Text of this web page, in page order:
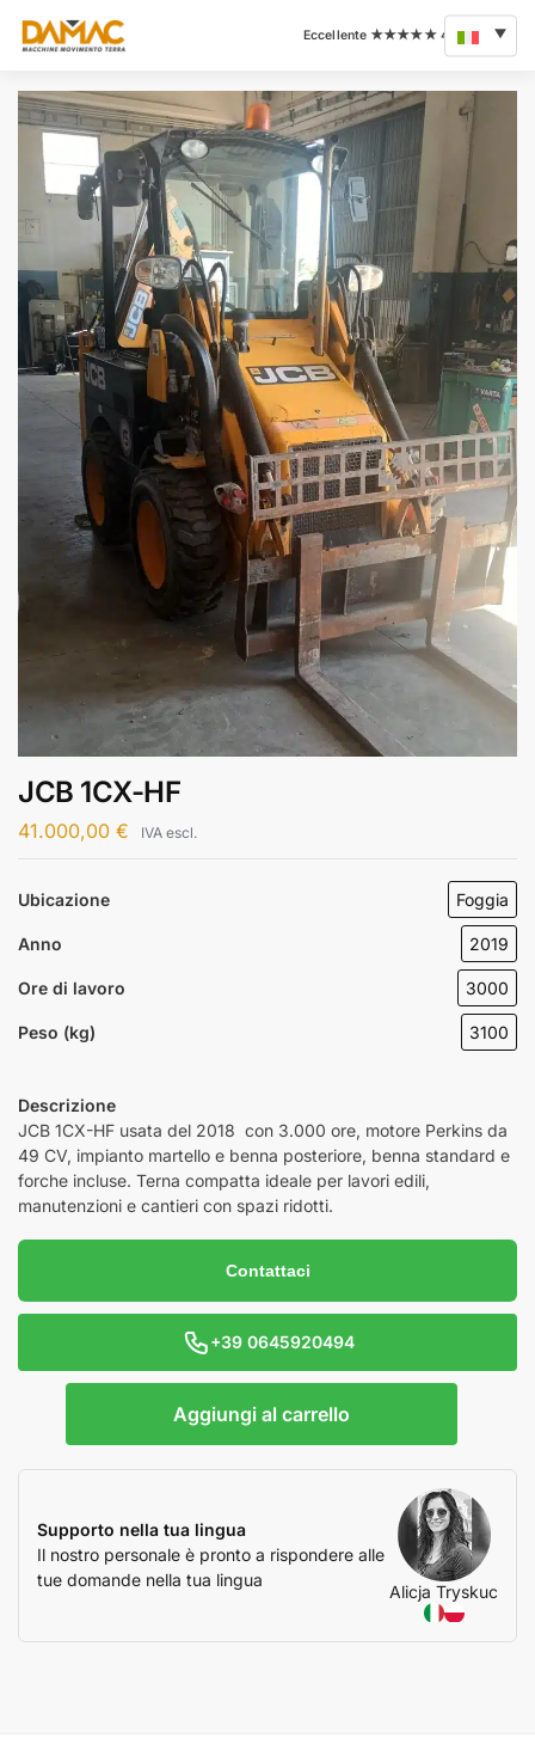
JCB 1CX-HF
41.000,00 € IVA escl.
Ubicazione Foggia
Anno 2019
Ore di lavoro 3000
Peso (kg) 3100
Descrizione
JCB 1CX-HF usata del 2018 con 3.000 ore, motore Perkins da
49 CV, impianto martello e benna posteriore, benna standard e
forche incluse. Terna compatta ideale per lavori edili,
manutenzioni e cantieri con spazi ridotti.
Contattaci
+39 0645920494
Aggiungi al carrello
Supporto nella tua lingua
Il nostro personale è pronto a rispondere alle
tue domande nella tua lingua
Alicja Tryskuc